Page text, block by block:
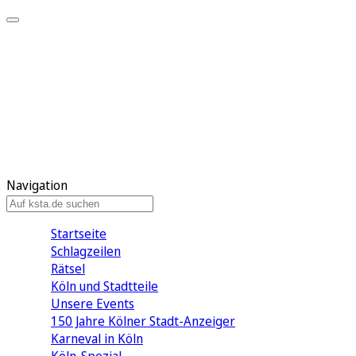
Navigation
Startseite
Schlagzeilen
Rätsel
Köln und Stadtteile
Unsere Events
150 Jahre Kölner Stadt-Anzeiger
Karneval in Köln